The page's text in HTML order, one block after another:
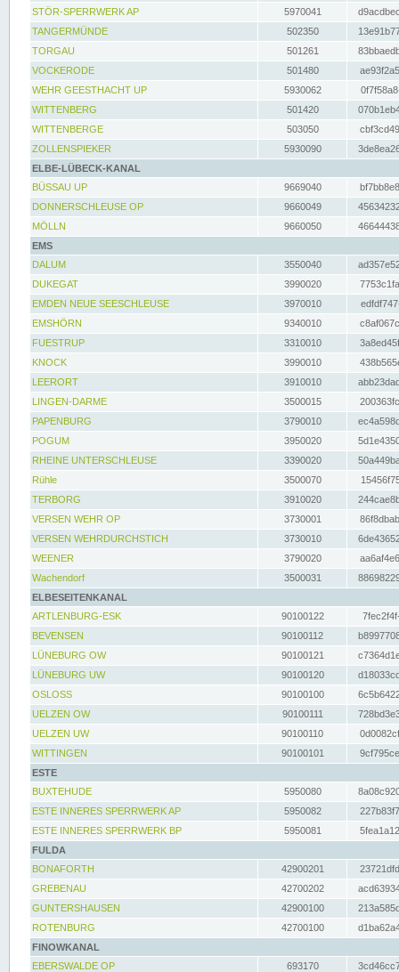
STÖR-SPERRWERK AP 5970041
TANGERMÜNDE
502350
TORGAU
501261
VOCKERODE
501480
WEHR GEESTHACHT UP
5930062
WITTENBERG
501420
WITTENBERGE
503050
ZOLLENSPIEKER
5930090
ELBE-LÜBECK-KANAL
BÜSSAU UP
9669040
DONNERSCHLEUSE OP
9660049
MÖLLN
9660050
EMS
DALUM
3550040
DUKEGAT
3990020
EMDEN NEUE SEESCHLEUSE
3970010
EMSHÖRN
9340010
FUESTRUP
3310010
KNOCK
3990010
LEERORT
3910010
LINGEN-DARME
3500015
PAPENBURG
3790010
POGUM
3950020
RHEINE UNTERSCHLEUSE
3390020
Rühle
3500070
TERBORG
3910020
VERSEN WEHR OP
3730001
VERSEN WEHRDURCHSTICH
3730010
WEENER
3790020
Wachendorf
3500031
ELBESEITENKANAL
ARTLENBURG-ESK
90100122
BEVENSEN
90100112
LÜNEBURG OW
90100121
LÜNEBURG UW
90100120
OSLOSS
90100100
UELZEN OW
90100111
UELZEN UW
90100110
WITTINGEN
90100101
ESTE
BUXTEHUDE
5950080
ESTE INNERES SPERRWERK AP
5950082
ESTE INNERES SPERRWERK BP
5950081
FULDA
BONAFORTH
42900201
GREBENAU
42700202
GUNTERSHAUSEN
42900100
ROTENBURG
42700100
FINOWKANAL
EBERSWALDE OP
693170